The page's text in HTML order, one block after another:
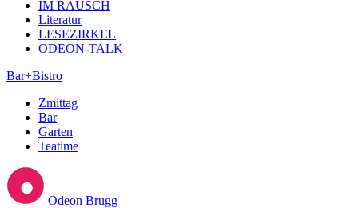
IM RAUSCH
Literatur
LESEZIRKEL
ODEON-TALK
Bar+Bistro
Zmittag
Bar
Garten
Teatime
Odeon Brugg